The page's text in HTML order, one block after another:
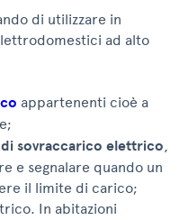
di utilizzare in
ad alto
appartenenti cioè a
sovraccarico elettrico,
e segnalare quando un
il limite di carico;
In abitazioni